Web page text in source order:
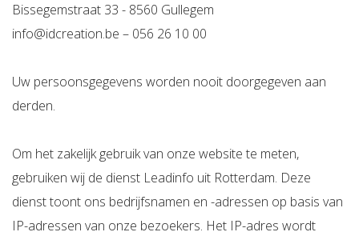
Bissegemstraat 33 - 8560 Gullegem
info@idcreation.be – 056 26 10 00
Uw persoonsgegevens worden nooit doorgegeven aan
derden.
Om het zakelijk gebruik van onze website te meten,
gebruiken wij de dienst Leadinfo uit Rotterdam. Deze
dienst toont ons bedrijfsnamen en -adressen op basis van
IP-adressen van onze bezoekers. Het IP-adres wordt